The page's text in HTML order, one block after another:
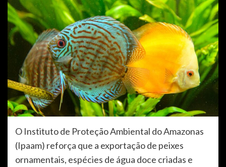
O Instituto de Proteção Ambiental do Amazonas
(Ipaam) reforça que a exportação de peixes
ornamentais, espécies de água doce criadas e